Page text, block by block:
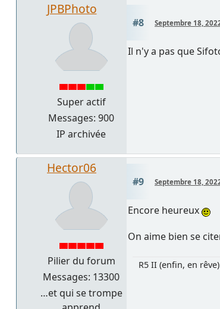
JPBPhoto
Super actif
Messages: 900
IP archivée
#8 Septembre 18,
Il n'y a pas que
Hector06
Pilier du forum
Messages: 13300
…et qui se trompe
#9 Septembre 18,
Encore heureux
On aime bien se
R5 II (enfin, en rêve)